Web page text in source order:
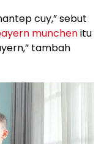
cuy,” sebut
munchenitu
tambah